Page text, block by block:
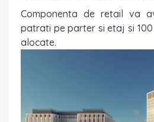
Componenta de retail va
patrati pe parter si etaj si
alocate.